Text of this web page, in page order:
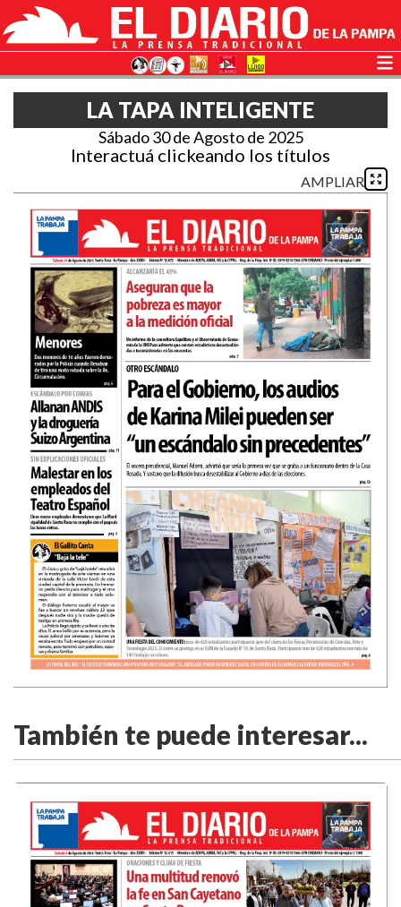
LA TAPA INTELIGENTE
Sábado 30 de Agosto de 2025
Interactuá clickeando los títulos
AMPLIAR
También te puede interesar...